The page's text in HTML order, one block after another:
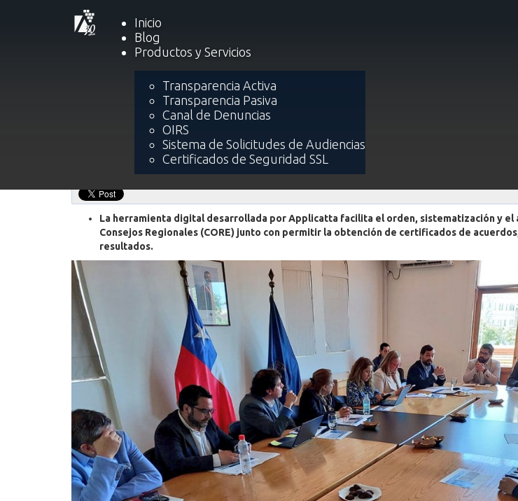
Inicio
Blog
Productos y Servicios
Transparencia Activa
Transparencia Pasiva
Canal de Denuncias
OIRS
Sistema de Solicitudes de Audiencias
Certificados de Seguridad SSL
¿Cómo encontrar fácilmente archivos de
programas de inversión con el avanzado
La herramienta digital desarrollada por Applicatta facilita el orden, sistematización y el
Consejos Regionales (CORE) junto con permitir la obtención de certificados de
resultados.